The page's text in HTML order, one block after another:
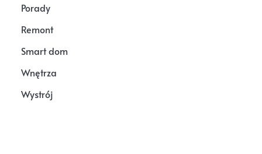
Porady
Remont
Smart dom
Wnętrza
Wystrój